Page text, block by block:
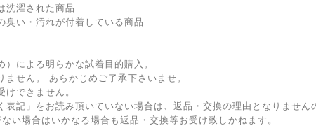
洗濯された商品
臭い・汚れが付着している商品
による明らかな試着目的購入。
せん。 あらかじめご了承下さいませ。
できません。
記」をお読み頂いていない場合は、返品・交換の理由となりません
い場合はいかなる場合も返品・交換等お受け致しかねます。